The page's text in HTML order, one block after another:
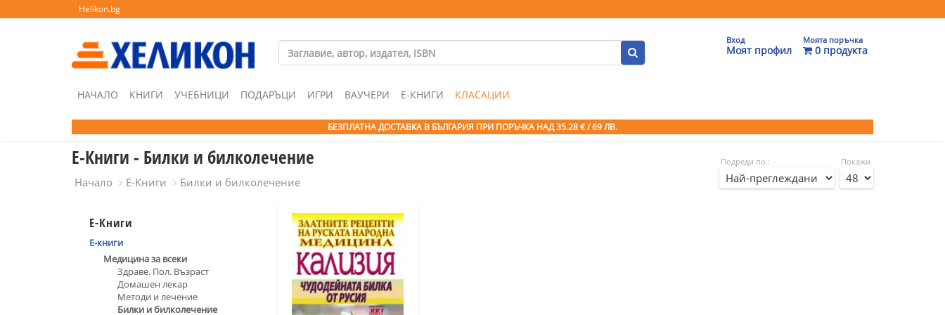
Helikon.bg
Вход
Моят профил
Моята поръчка
0 продукта
НАЧАЛО КНИГИ УЧЕБНИЦИ ПОДАРЪЦИ ИГРИ ВАУЧЕРИ Е-КНИГИ КЛАСАЦИИ
БЕЗПЛАТНА ДОСТАВКА В БЪЛГАРИЯ ПРИ ПОРЪЧКА НАД 35.28 € / 69 ЛВ.
Е-Книги - Билки и билколечение
Начало Е-Книги Билки и билколечение
Подреди по :
Покажи
:
Е-Книги
Е-книги
Медицина за всеки
Здраве. Пол. Възраст
Домашен лекар
Методи и лечение
Билки и билколечение